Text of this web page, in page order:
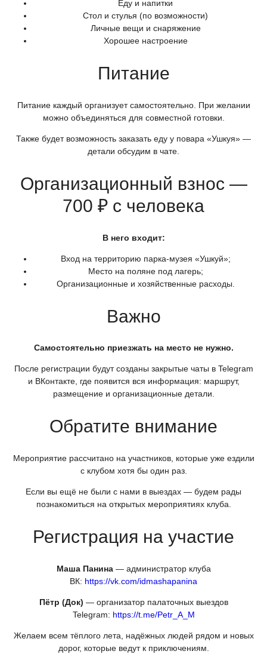
Еду и напитки
Стол и стулья (по возможности)
Личные вещи и снаряжение
Хорошее настроение
Питание
Питание каждый организует самостоятельно. При желании
можно объединяться для совместной готовки.
Также будет возможность заказать еду у повара «Ушкуя» —
детали обсудим в чате.
Организационный взнос —
700 ₽ с человека
В него входит:
Вход на территорию парка-музея «Ушкуй»;
Место на поляне под лагерь;
Организационные и хозяйственные расходы.
Важно
Самостоятельно приезжать на место не нужно.
После регистрации будут созданы закрытые чаты в Telegram
и ВКонтакте, где появится вся информация: маршрут,
размещение и организационные детали.
Обратите внимание
Мероприятие рассчитано на участников, которые уже ездили
с клубом хотя бы один раз.
Если вы ещё не были с нами в выездах — будем рады
познакомиться на открытых мероприятиях клуба.
Регистрация на участие
Маша Панина— администратор клуба
ВК: https://vk.com/idmashapanina
Пётр (Док) — организатор палаточных выездов
Telegram: https://t.me/Petr_A_M
Желаем всем тёплого лета, надёжных людей рядом и новых
дорог, которые ведут к приключениям.